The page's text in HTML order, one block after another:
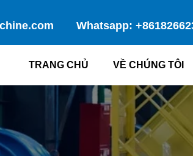
Whatsapp:
TRANG CHỦ VỀ CHÚNG TÔI